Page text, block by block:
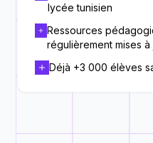
lycée tunisien
Ressources
régulièrement mises à
Déjà +3 000 élèves